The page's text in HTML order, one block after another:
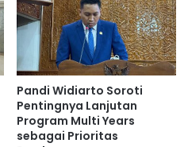
Pandi Widiarto Soroti
Pentingnya Lanjutan
Program Multi Years
sebagai Prioritas